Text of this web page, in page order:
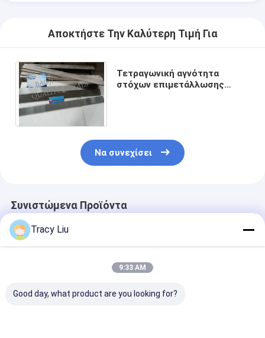
Αποκτήστε Την Καλύτερη Τιμή Για
Τετραγωνική αγνότητα
στόχων επιμετάλλωσης
Να συνεχίσει
Συνιστώμενα Προϊόντα
Tracy Liu
9:33 AM
Good day, what product are you looking for?